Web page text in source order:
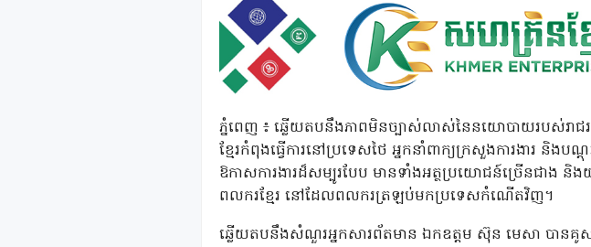
ភ្នំពេញ ៖ ឆ្លើយតបនឹងភាពមិនច្បាស់លាស់នៃនយោបាយរបស់រាជ
ខ្មែរកំពុងធ្វើការនៅប្រទេសថៃ អ្នកនាំពាក្យក្រសួងការងារ និង
ឱកាសការងារដ៏សម្បូរបែប មានទាំងអត្ថប្រយោជន៍ច្រើនជាង និង
ពលករខ្មែរ នៅដែលពលករត្រឡប់មកប្រទេសកំណើតវិញ។
ឆ្លើយតបនឹងសំណួរអ្នកសារព័តមាន ឯកឧត្តម ស៊ុន មេសា បានគូស